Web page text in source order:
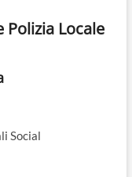
Polizia Locale
Social